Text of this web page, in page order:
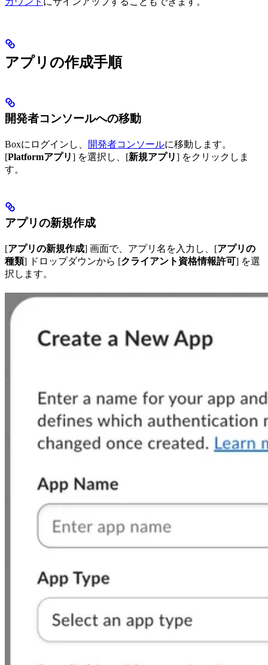
アプリの作成手順
開発者コンソールへの移動
Boxにログインし、 開発者コンソールに移動します。
[Platformアプリ] を選択し、[新規アプリ] をクリックしま
す。
アプリの新規作成
[アプリの新規作成] 画面で、アプリ名を入力し、[アプリの
種類] ドロップダウンから [クライアント資格情報許可] を選
択します。